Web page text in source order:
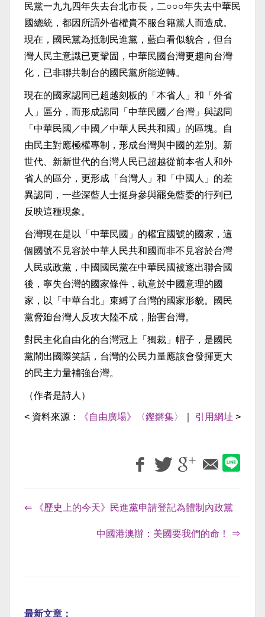
民黨一九九四年失去台北市長，二○○○年失去中華民
國總統，都因所謂外省權貴不服台籍黨人而造成。
現在，國民黨為抵制民進黨，藍白看似貌合，但台
灣人民主意識已更鞏固，中華民國台灣更趨向台灣
化，已非聯共制台的國民黨所能逆轉。
現在的國家認同已超越刻板的「本省人」和「外省
人」區分，而形成認同「中華民國／台灣」與認同
「中華民國／中國／中華人民共和國」的區塊。自
由民主對應極權專制，形成台灣與中國的差別。新
世代、新新世代的台灣人民已超越從前本省人和外
省人的區分，更形成「台灣人」和「中國人」的差
異認同，一些深藍人士挺身參與罷免藍委的行列已
反映這種現象。
台灣現在是以「中華民國」的權宜國號的國家，這
個國號不見容於中華人民共和國而非不見容於台灣
人民或政黨，中國國民黨在中華民國被逐出聯合國
後，寧失台灣的國家條件，執意於中國意理的國
家，以「中華台北」束縛了台灣的國家形貌。國民
黨脅廹台灣人反攻大陸不成，貽害台灣。
對民主化自由化的台灣冠上「獨裁」帽子，是國民
黨鬧出國際笑話，台灣的公民力量應該會發揮更大
的民主力量補強台灣。
（作者是詩人）
< 資料來源： 《自由廣場》〈鏗鏘集〉 引用網址 >
⇐ 《歷史上的今天》民進黨申請登記為體制內政黨
中國港澳辦：美國要我們的命！ ⇒
最新文章：